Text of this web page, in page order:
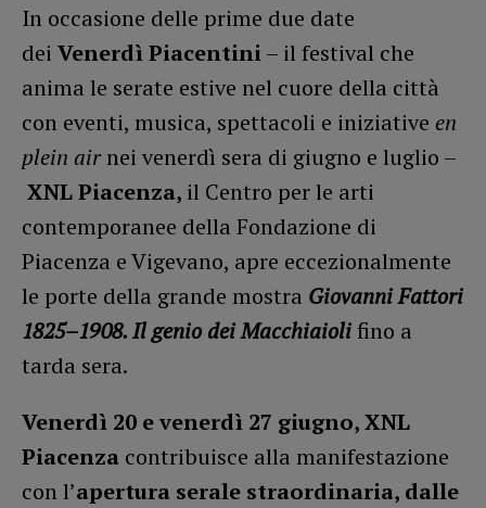
In occasione delle prime due date
dei Venerdì Piacentini– il festival che
anima le serate estive nel cuore della città
con eventi, musica, spettacoli e iniziative en
plein airnei venerdì sera di giugno e luglio –
XNL Piacenza, il Centro per le arti
contemporanee della Fondazione di
Piacenza e Vigevano, apre eccezionalmente
le porte della grande mostra Giovanni Fattori
1825–1908. Il genio dei Macchiaiolifino a
tarda sera.
Venerdì 20 e venerdì 27 giugno, XNL
Piacenza contribuisce alla manifestazione
con l’apertura serale straordinaria, dalle